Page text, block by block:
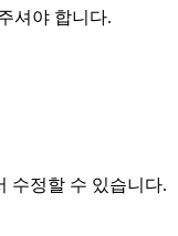
셔야 합니다.
수정할 수 있습니다.